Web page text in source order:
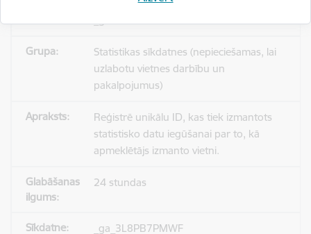
Statistikas sīkdatnes (nepieciešamas, lai
uzlabotu vietnes darbību un
pakalpojumus)
Reģistrē unikālu ID, kas tiek izmantots
statistisko datu iegūšanai par to, kā
apmeklētājs izmanto vietni.
24 stundas
_ga_3L8PB7PMWF